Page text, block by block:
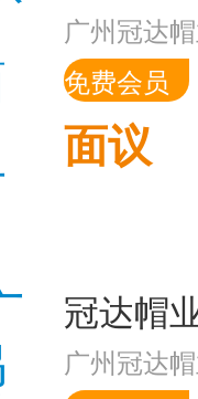
广州冠达
免费会员
面议
广州冠达